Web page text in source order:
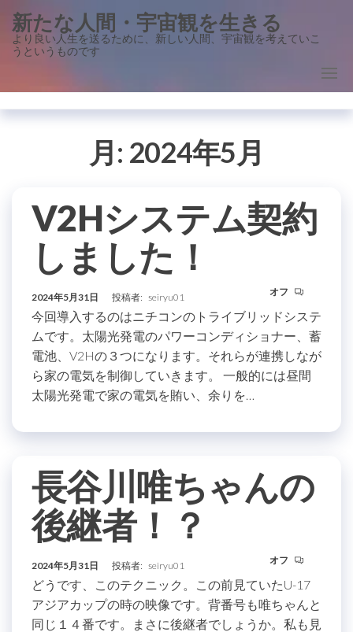
ン
に
新たな人間・宇宙観を生きる
より良い人生を送るために、新しい人間、宇宙観を考えていこ
うというものです
月: 2024年5月
V2Hシステム契約
しました！
2024年5月31日 投稿者: seiryu01 オフ
今回導入するのはニチコンのトライブリッドシステ
ムです。太陽光発電のパワーコンディショナー、蓄
電池、V2Hの３つになります。それらが連携しなが
ら家の電気を制御していきます。 一般的には昼間
太陽光発電で家の電気を賄い、余りを…
長谷川唯ちゃんの
後継者！？
2024年5月31日 投稿者: seiryu01 オフ
どうです、このテクニック。この前見ていたU-17
アジアカップの時の映像です。背番号も唯ちゃんと
同じ１４番です。まさに後継者でしょうか。私も見